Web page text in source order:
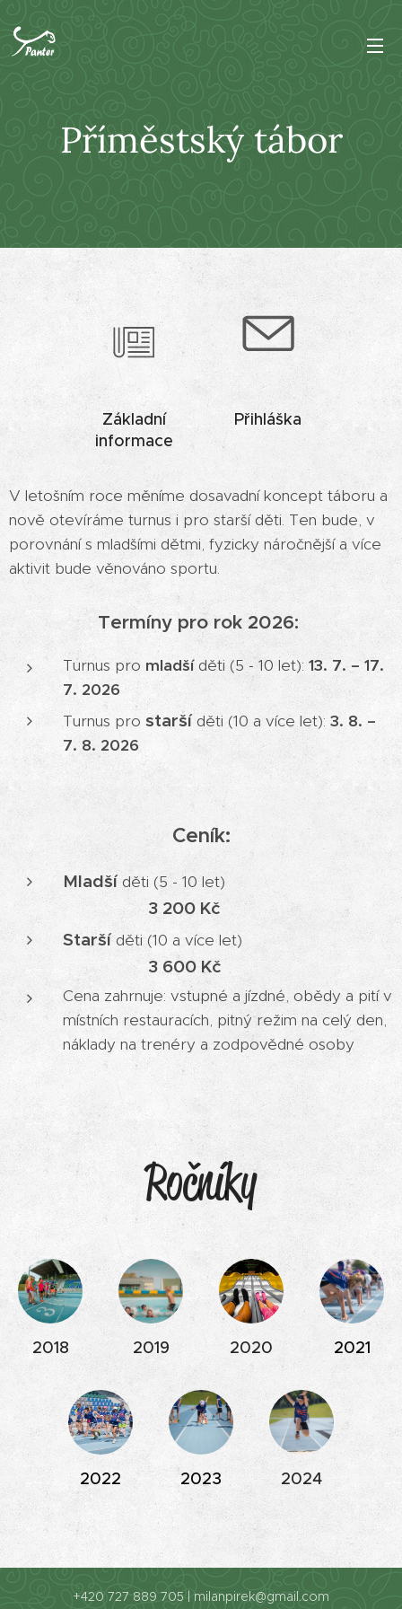
Příměstský tábor
Základní
informace
Přihláška
V letošním roce měníme dosavadní koncept táboru a
nově otevíráme turnus i pro starší děti. Ten bude, v
porovnání s mladšími dětmi, fyzicky náročnější a více
aktivit bude věnováno sportu.
Termíny pro rok 2026:
Turnus pro mladšíděti (5 - 10 let):13. 7. – 17.
7. 2026
Turnus pro staršíděti (10 a více let): 3. 8. –
7. 8. 2026
Ceník:
Mladšíděti (5 - 10 let)
3 200 Kč
Staršíděti (10 a více let)
3 600 Kč
Cena zahrnuje: vstupné a jízdné, obědy a pití v
místních restauracích, pitný režim na celý den,
náklady na trenéry a zodpovědné osoby
Ročníky
2018 2019 2020 2021
2022 2023 2024
+420 727 889 705 | milanpirek@gmail.com